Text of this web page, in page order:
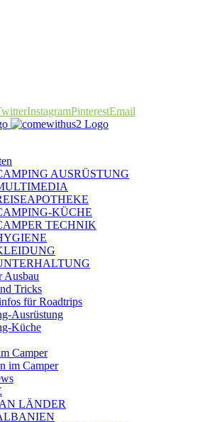
InstagramPinterestEmail
AUSRÜSTUNG
KÜCHE
TECHNIK
Ausbau
Tricks
für Roadtrips
Ausrüstung
Küche
Camper
im Camper
LÄNDER